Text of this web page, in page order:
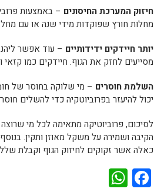
חיזוק המערכת החיסונים – באמצעות
מחלות חורץ שפוקדות מידי שנה או עם
יותר חיידקים ידידותיים – עוד אפשר
מסייעים לחזק את הגוף. חיידקים כמו
השלמת חוסרים – מי שלוקה בחוסר של
יכול להיעזר בפרוביוטקיה כדי להשלים
לסיכום, פרוביוטיקה מתאימה לכל מי
הקיבה ושמירה על משקל מאוזן ותקין.
כאלה אשר זקוקים לחיזוק הגוף וקבלת
Facebook